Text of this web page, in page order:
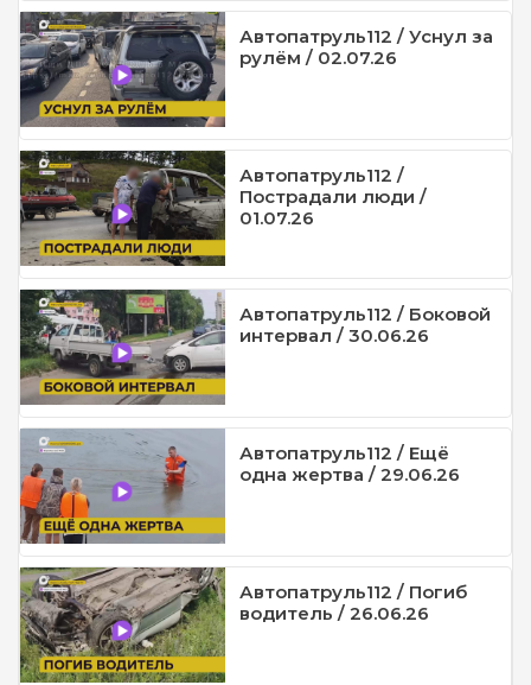
Автопатруль112 / Уснул за
рулём / 02.07.26
Автопатруль112 /
Пострадали люди /
01.07.26
Автопатруль112 / Боковой
интервал / 30.06.26
Автопатруль112 / Ещё
одна жертва / 29.06.26
Автопатруль112 / Погиб
водитель / 26.06.26